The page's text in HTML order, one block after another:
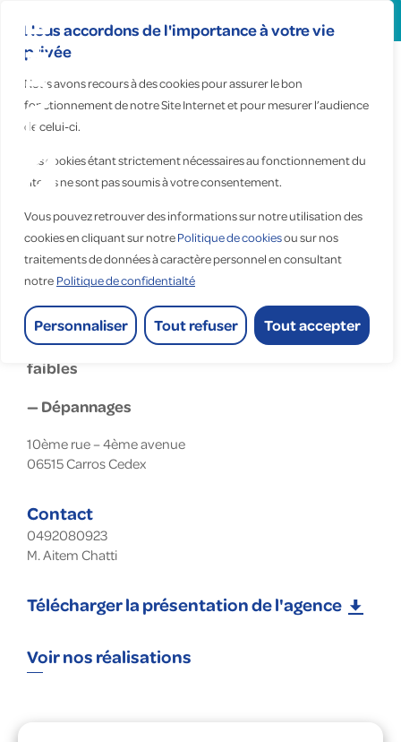
Nous accordons de l'importance à votre vie
privée
Nous avons recours à des cookies pour assurer le bon
fonctionnement de notre Site Internet et pour mesurer l’audience
de celui-ci.
Ces cookies étant strictement nécessaires au fonctionnement du
site, ils ne sont pas soumis à votre consentement.
Vous pouvez retrouver des informations sur notre utilisation des
cookies en cliquant sur notrePolitique de cookiesou sur nos
traitements de données à caractère personnel en consultant
notre Politique de confidentialté
Personnaliser Tout refuser Tout accepter
Accueil > Fauché Nice
Fauché Nice
— Installations électriques courants forts et
faibles
— Dépannages
10ème rue – 4ème avenue
06515Carros Cedex
Contact
0492080923
M. Aitem Chatti
Télécharger la présentation de l'agence
Voir nos réalisations